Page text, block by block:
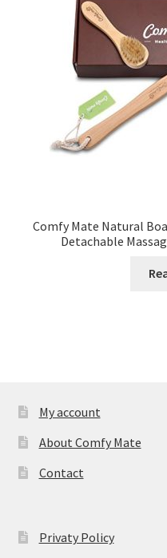
Comfy Mate Natural
Detachable
My account
About Comfy Mate
Contact
Privaty Policy